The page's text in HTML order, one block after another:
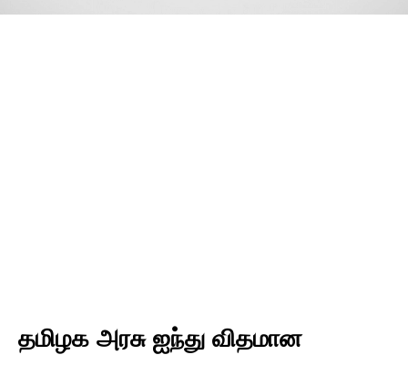
தமிழக அரசு ஐந்து விதமான